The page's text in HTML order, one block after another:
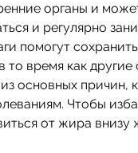
органы и
и регулярно
помогут
то время как
основных причин,
Чтобы
от жира внизу